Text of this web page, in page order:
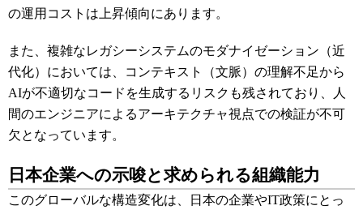
の運用コストは上昇傾向にあります。
また、複雑なレガシーシステムのモダナイゼーション（近
代化）においては、コンテキスト（文脈）の理解不足から
AIが不適切なコードを生成するリスクも残されており、人
間のエンジニアによるアーキテクチャ視点での検証が不可
欠となっています。
日本企業への示唆と求められる組織能力
このグローバルな構造変化は、日本の企業やIT政策にとっ